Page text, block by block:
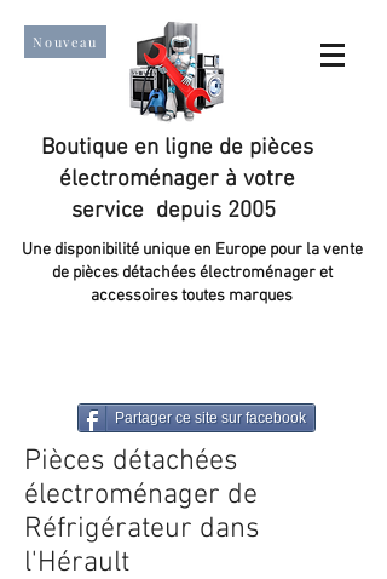
Nouveau
Boutique en ligne de pièces
électroménager à votre
service depuis 2005
Une disponibilité unique en Europe pour la vente
de pièces détachées électroménager et
accessoires toutes marques
Partager ce site sur facebook
Pièces détachées
électroménager de
Réfrigérateur dans
l'Hérault